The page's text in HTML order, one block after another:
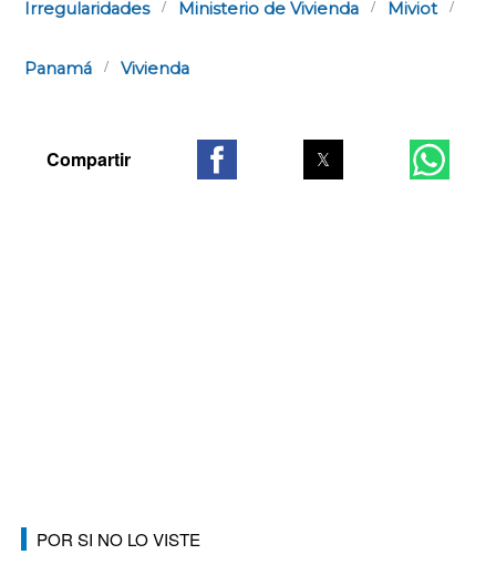
Irregularidades Ministerio de Vivienda Miviot
Panamá Vivienda
POR SI NO LO VISTE